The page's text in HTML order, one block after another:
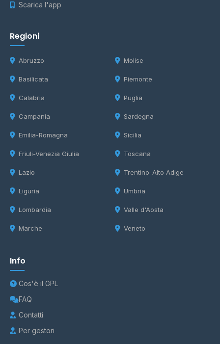
Scarica l'app
Regioni
Abruzzo
Basilicata
Calabria
Campania
Emilia-Romagna
Friuli-Venezia Giulia
Lazio
Liguria
Lombardia
Marche
Molise
Piemonte
Puglia
Sardegna
Sicilia
Toscana
Trentino-Alto Adige
Umbria
Valle d'Aosta
Veneto
Info
Cos'è il GPL
FAQ
Contatti
Per gestori